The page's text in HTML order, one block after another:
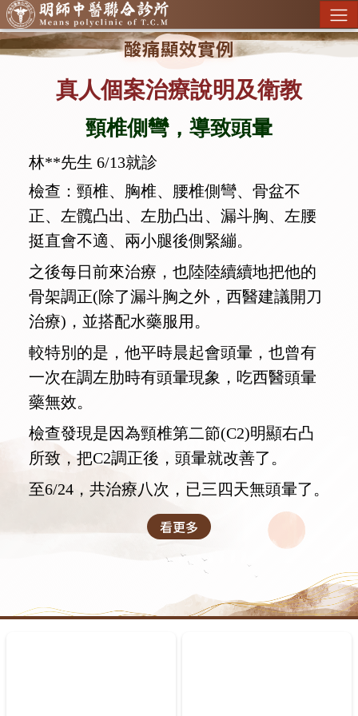
酸痛顯效實例
真人個案治療說明及衛教
頸椎側彎，導致頭暈
林**先生 6/13就診
檢查：頸椎、胸椎、腰椎側彎、骨盆不
正、左髖凸出、左肋凸出、漏斗胸、左腰
挺直會不適、兩小腿後側緊繃。
之後每日前來治療，也陸陸續續地把他的
骨架調正(除了漏斗胸之外，西醫建議開刀
治療)，並搭配水藥服用。
較特別的是，他平時晨起會頭暈，也曾有
一次在調左肋時有頭暈現象，吃西醫頭暈
藥無效。
檢查發現是因為頸椎第二節(C2)明顯右凸
所致，把C2調正後，頭暈就改善了。
至6/24，共治療八次，已三四天無頭暈了。
看更多